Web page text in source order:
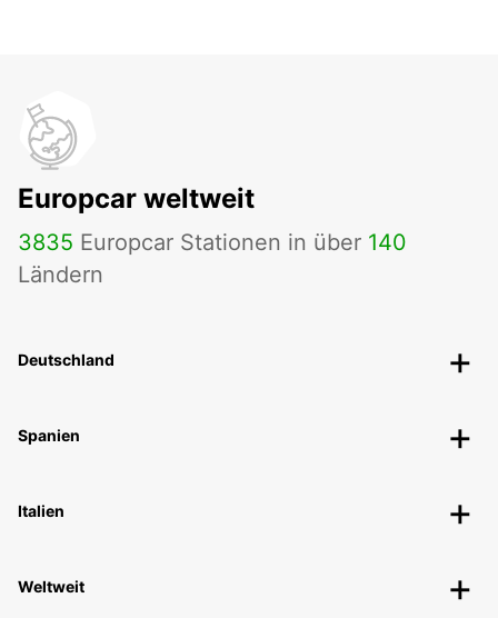
Europcar weltweit
3835 Europcar Stationen in über 140
Ländern
Deutschland
Spanien
Italien
Weltweit